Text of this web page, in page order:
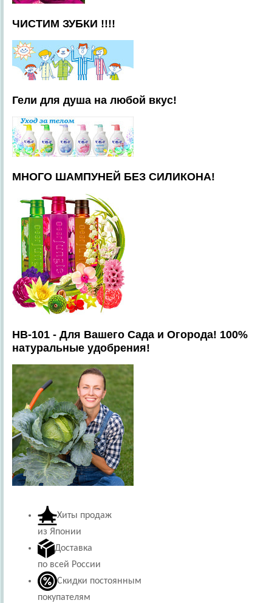
ЧИСТИМ ЗУБКИ !!!!
Гели для душа на любой вкус!
МНОГО ШАМПУНЕЙ БЕЗ СИЛИКОНА!
HB-101 - Для Вашего Сада и Огорода! 100%
натуральные удобрения!
Хиты продаж
из Японии
Доставка
по всей России
Скидки постоянным
покупателям